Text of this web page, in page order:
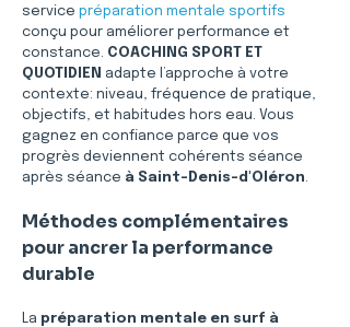
service préparation mentale sportifs
conçu pour améliorer performance et
constance. COACHING SPORT ET
QUOTIDIEN adapte l’approche à votre
contexte: niveau, fréquence de pratique,
objectifs, et habitudes hors eau. Vous
gagnez en confiance parce que vos
progrès deviennent cohérents séance
après séance à Saint-Denis-d'Oléron.
Méthodes complémentaires
pour ancrer la performance
durable
La préparation mentale en surf à